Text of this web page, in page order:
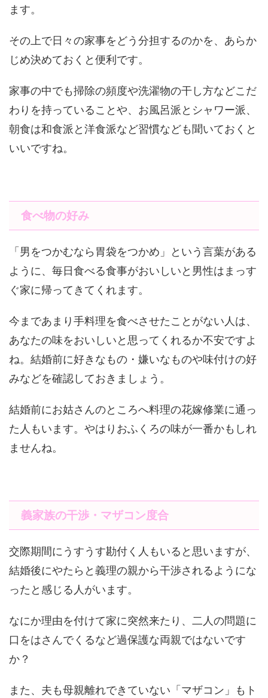
ます。
その上で日々の家事をどう分担するのかを、あらか
じめ決めておくと便利です。
家事の中でも掃除の頻度や洗濯物の干し方などこだ
わりを持っていることや、お風呂派とシャワー派、
朝食は和食派と洋食派など習慣なども聞いておくと
いいですね。
食べ物の好み
「男をつかむなら胃袋をつかめ」という言葉がある
ように、毎日食べる食事がおいしいと男性はまっす
ぐ家に帰ってきてくれます。
今まであまり手料理を食べさせたことがない人は、
あなたの味をおいしいと思ってくれるか不安ですよ
ね。結婚前に好きなもの・嫌いなものや味付けの好
みなどを確認しておきましょう。
結婚前にお姑さんのところへ料理の花嫁修業に通っ
た人もいます。やはりおふくろの味が一番かもしれ
ませんね。
義家族の干渉・マザコン度合
交際期間にうすうす勘付く人もいると思いますが、
結婚後にやたらと義理の親から干渉されるようにな
ったと感じる人がいます。
なにか理由を付けて家に突然来たり、二人の問題に
口をはさんでくるなど過保護な両親ではないです
か？
また、夫も母親離れできていない「マザコン」もト